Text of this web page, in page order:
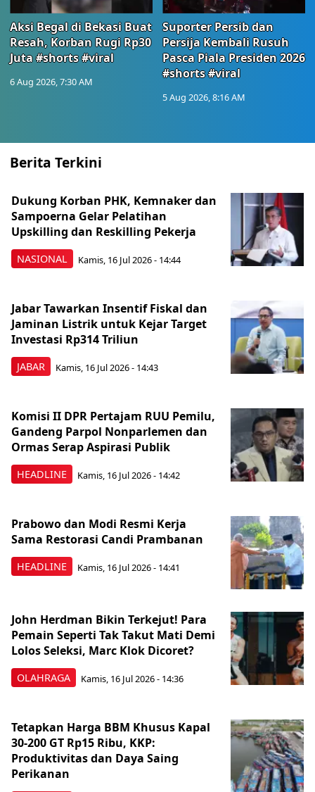
Aksi Begal di Bekasi Buat
Resah, Korban Rugi Rp30
Juta #shorts #viral
6 Aug 2026, 7:30 AM
Suporter Persib dan
Persija Kembali Rusuh
Pasca Piala Presiden 2026
#shorts #viral
5 Aug 2026, 8:16 AM
Berita Terkini
NASIONAL
Dukung Korban PHK, Kemnaker dan
Sampoerna Gelar Pelatihan
Upskilling dan Reskilling Pekerja
Kamis, 16 Jul 2026 - 14:44
JABAR
Jabar Tawarkan Insentif Fiskal dan
Jaminan Listrik untuk Kejar Target
Investasi Rp314 Triliun
Kamis, 16 Jul 2026 - 14:43
HEADLINE
Komisi II DPR Pertajam RUU Pemilu,
Gandeng Parpol Nonparlemen dan
Ormas Serap Aspirasi Publik
Kamis, 16 Jul 2026 - 14:42
HEADLINE
Prabowo dan Modi Resmi Kerja
Sama Restorasi Candi Prambanan
Kamis, 16 Jul 2026 - 14:41
OLAHRAGA
John Herdman Bikin Terkejut! Para
Pemain Seperti Tak Takut Mati Demi
Lolos Seleksi, Marc Klok Dicoret?
Kamis, 16 Jul 2026 - 14:36
Tetapkan Harga BBM Khusus Kapal
30-200 GT Rp15 Ribu, KKP:
Produktivitas dan Daya Saing
Perikanan